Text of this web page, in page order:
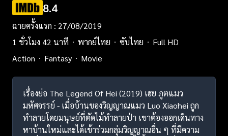
8.4
ฉายครั้งแรก : 27/08/2019
1 ชั่วโมง 42 นาที
พากย์ไทย ซับไทย
Full HD
Action
Fantasy Movie
เรื่องย่อ The Legend Of Hei (2019) เฮย ภูตแมว
มหัศจรรย์​ - เมื่อบ้านของวิญญาณแมว Luo Xiaohei ถูก
ทำลายโดยมนุษย์ที่ตัดไม้ทำลายป่า เขาต้องออกเดินทาง
หาบ้านใหม่และได้เข้าร่วมกลุ่มวิญญาณอื่น ๆ ที่มีความ